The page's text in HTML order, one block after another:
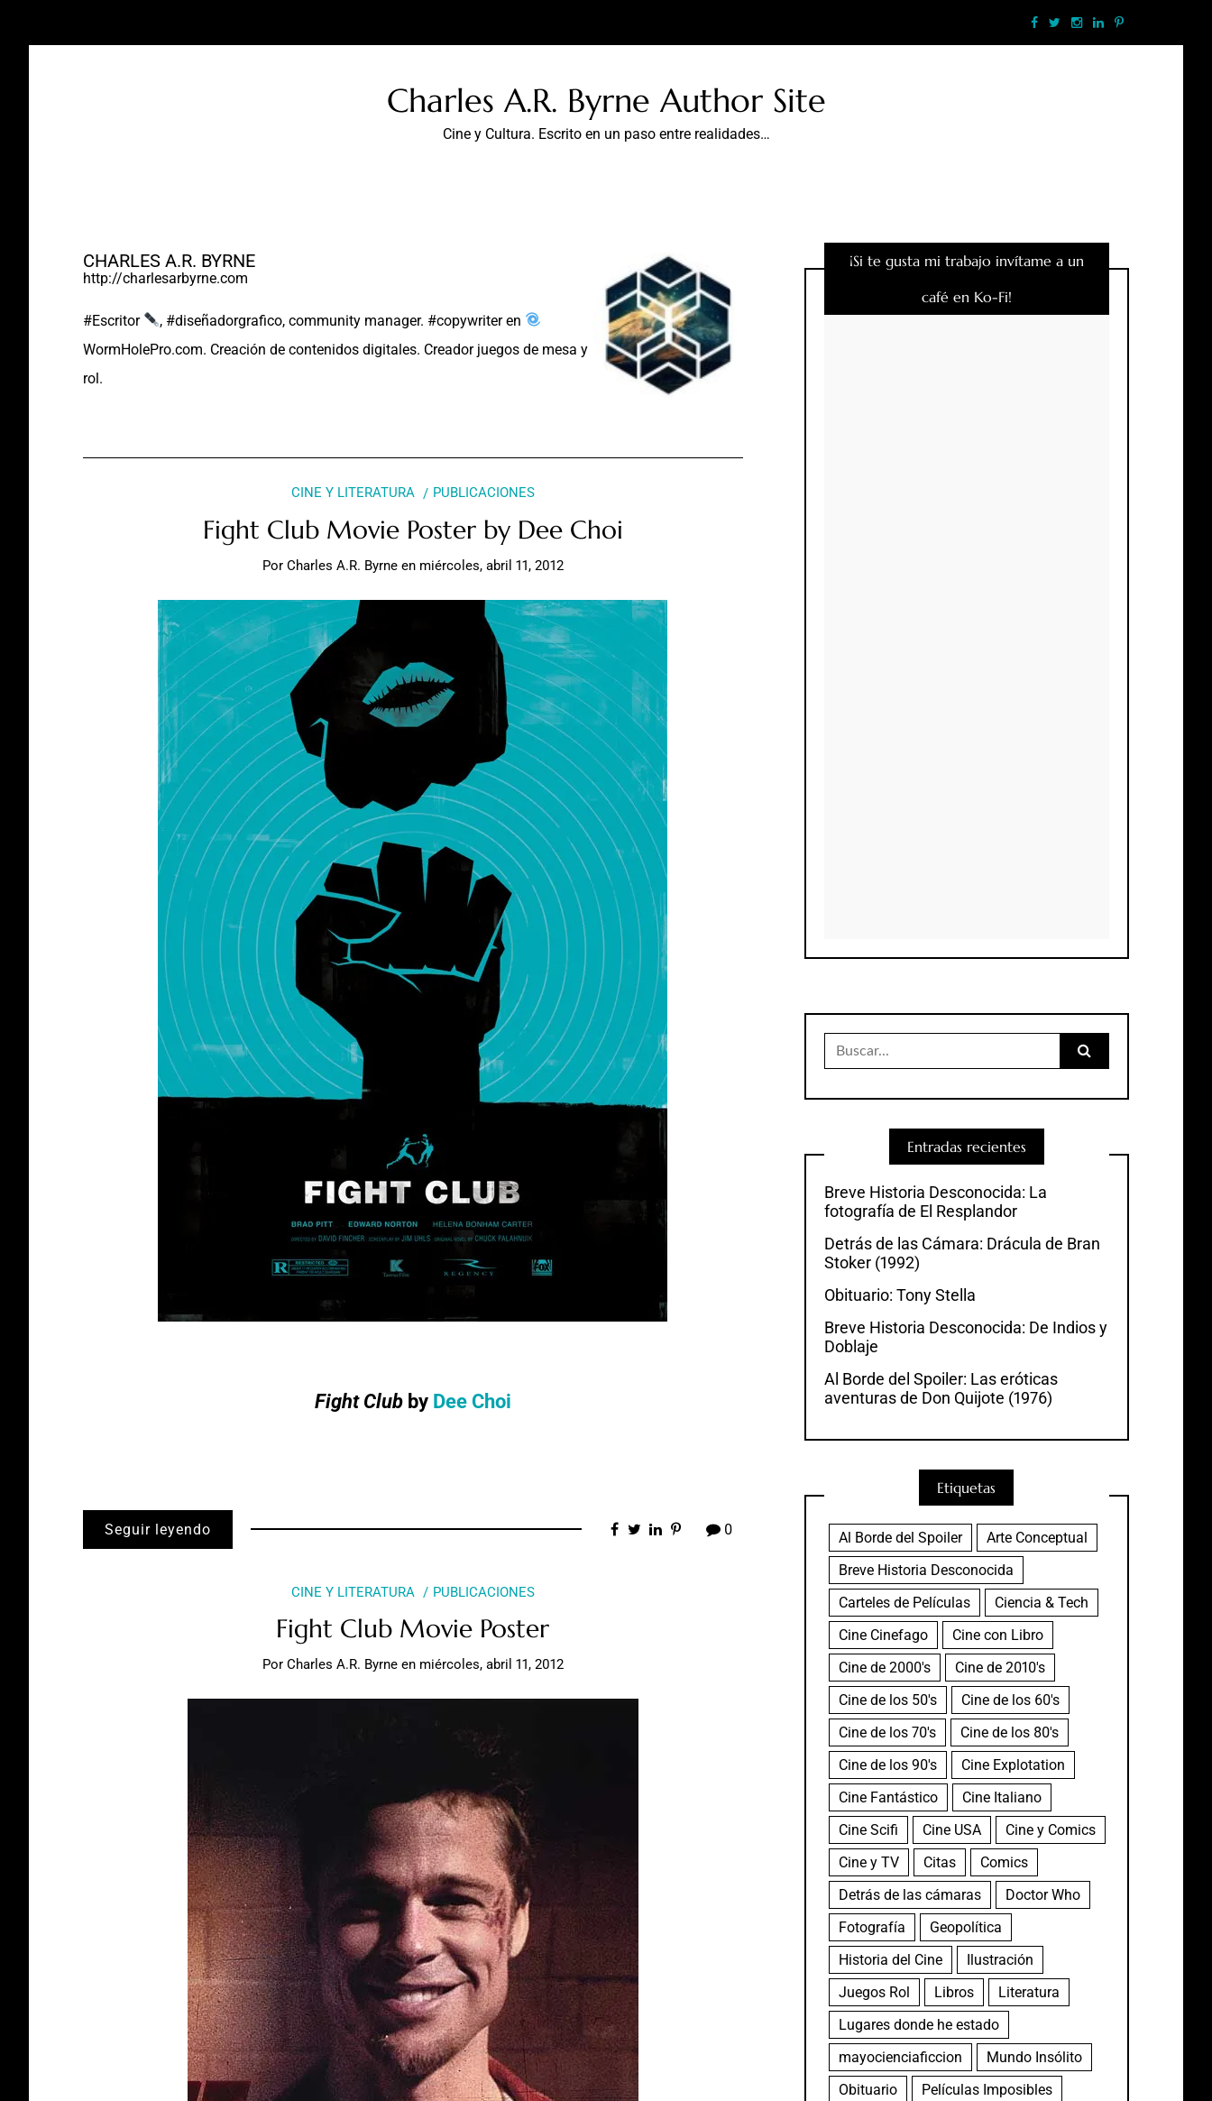
Charles A.R. Byrne Author Site
Cine y Cultura. Escrito en un paso entre realidades…
CHARLES A.R. BYRNE
http://charlesarbyrne.com
#Escritor
, #diseñadorgrafico, community manager. #copywriter en
WormHolePro.com. Creación de contenidos digitales. Creador juegos de mesa y
rol.
CINE Y LITERATURA PUBLICACIONES
Fight Club Movie Poster by Dee Choi
Por Charles A.R. Byrne en miércoles, abril 11, 2012
Fight Clubby Dee Choi
Seguir leyendo 0
CINE Y LITERATURA PUBLICACIONES
Fight Club Movie Poster
Por Charles A.R. Byrne en miércoles, abril 11, 2012
¡Si te gusta mi trabajo invítame a un
café en Ko-Fi!
Buscar:
Entradas recientes
Breve Historia Desconocida: La
fotografía de El Resplandor
Detrás de las Cámara: Drácula de Bran
Stoker (1992)
Obituario: Tony Stella
Breve Historia Desconocida: De Indios y
Doblaje
Al Borde del Spoiler: Las eróticas
aventuras de Don Quijote (1976)
Etiquetas
Al Borde del Spoiler
Arte Conceptual
Breve Historia Desconocida
Carteles de Películas
Ciencia & Tech
Cine Cinefago
Cine con Libro
Cine de 2000's
Cine de 2010's
Cine de los 50's
Cine de los 60's
Cine de los 70's
Cine de los 80's
Cine de los 90's
Cine Explotation
Cine Fantástico
Cine Italiano
Cine Scifi
Cine USA
Cine y Comics
Cine y TV
Citas
Comics
Detrás de las cámaras
Doctor Who
Fotografía
Geopolítica
Historia del Cine
Ilustración
Juegos Rol
Libros
Literatura
Lugares donde he estado
mayocienciaficcion
Mundo Insólito
Obituario
Películas Imposibles